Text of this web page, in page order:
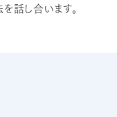
話し合います。